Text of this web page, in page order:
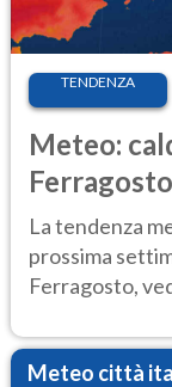
TENDENZA
Meteo:
Ecco dove
La tendenza
prossima
Ferragosto,
Meteo città